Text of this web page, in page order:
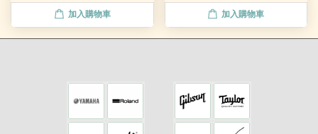
加入購物車 加入購物車